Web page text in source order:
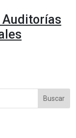
Auditorías
Buscar